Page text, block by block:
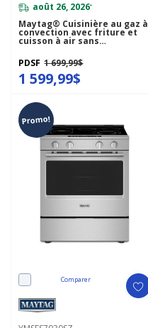
août 26, 2026*
Maytag® Cuisinière au gaz à
convection avec friture et
cuisson à air sans
MFGS6030RW
PDSF 1 699,99$
1 599,99$
Promo!
Comparer